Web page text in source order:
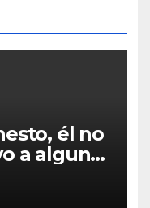
él no
a alguna